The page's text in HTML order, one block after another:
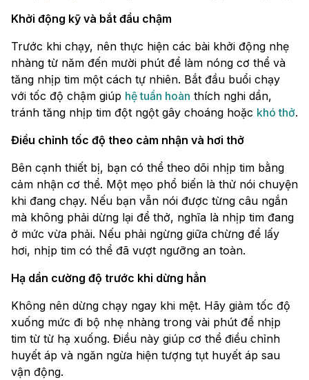
Khởi động kỹ và bắt đầu chậm
Trước khi chạy, nên thực hiện các bài khởi động nhẹ
nhàng từ năm đến mười phút để làm nóng cơ thể và
tăng nhịp tim một cách tự nhiên. Bắt đầu buổi chạy
với tốc độ chậm giúp hệ tuần hoàn thích nghi dần,
tránh tăng nhịp tim đột ngột gây choáng hoặc khó thở.
Điều chỉnh tốc độ theo cảm nhận và hơi thở
Bên cạnh thiết bị, bạn có thể theo dõi nhịp tim bằng
cảm nhận cơ thể. Một mẹo phổ biến là thử nói chuyện
khi đang chạy. Nếu bạn vẫn nói được từng câu ngắn
mà không phải dừng lại để thở, nghĩa là nhịp tim đang
ở mức vừa phải. Nếu phải ngừng giữa chừng để lấy
hơi, nhịp tim có thể đã vượt ngưỡng an toàn.
Hạ dần cường độ trước khi dừng hẳn
Không nên dừng chạy ngay khi mệt. Hãy giảm tốc độ
xuống mức đi bộ nhẹ nhàng trong vài phút để nhịp
tim từ từ hạ xuống. Điều này giúp cơ thể điều chỉnh
huyết áp và ngăn ngừa hiện tượng tụt huyết áp sau
vận động.